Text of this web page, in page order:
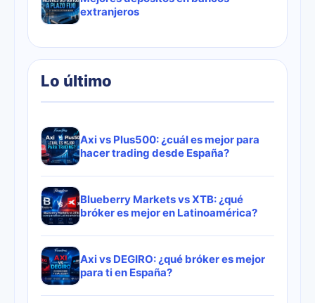
extranjeros
Lo último
Axi vs Plus500: ¿cuál es mejor para
hacer trading desde España?
Blueberry Markets vs XTB: ¿qué
bróker es mejor en Latinoamérica?
Axi vs DEGIRO: ¿qué bróker es mejor
para ti en España?